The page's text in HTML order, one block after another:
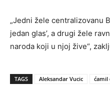
„Jedni žele centralizovanu
jedan glas’, a drugi žele
naroda koji u njoj žive“,
TAGS Aleksandar Vucic ćamil